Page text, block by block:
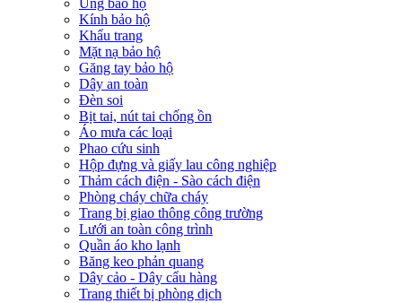
Ủng bảo hộ
Kính bảo hộ
Khẩu trang
Mặt nạ bảo hộ
Găng tay bảo hộ
Dây an toàn
Đèn soi
Bịt tai, nút tai chống ồn
Áo mưa các loại
Phao cứu sinh
Hộp đựng và giấy lau công nghiệp
Thảm cách điện - Sào cách điện
Phòng cháy chữa cháy
Trang bị giao thông công trường
Lưới an toàn công trình
Quần áo kho lạnh
Băng keo phản quang
Dây cảo - Dây cẩu hàng
Trang thiết bị phòng dịch